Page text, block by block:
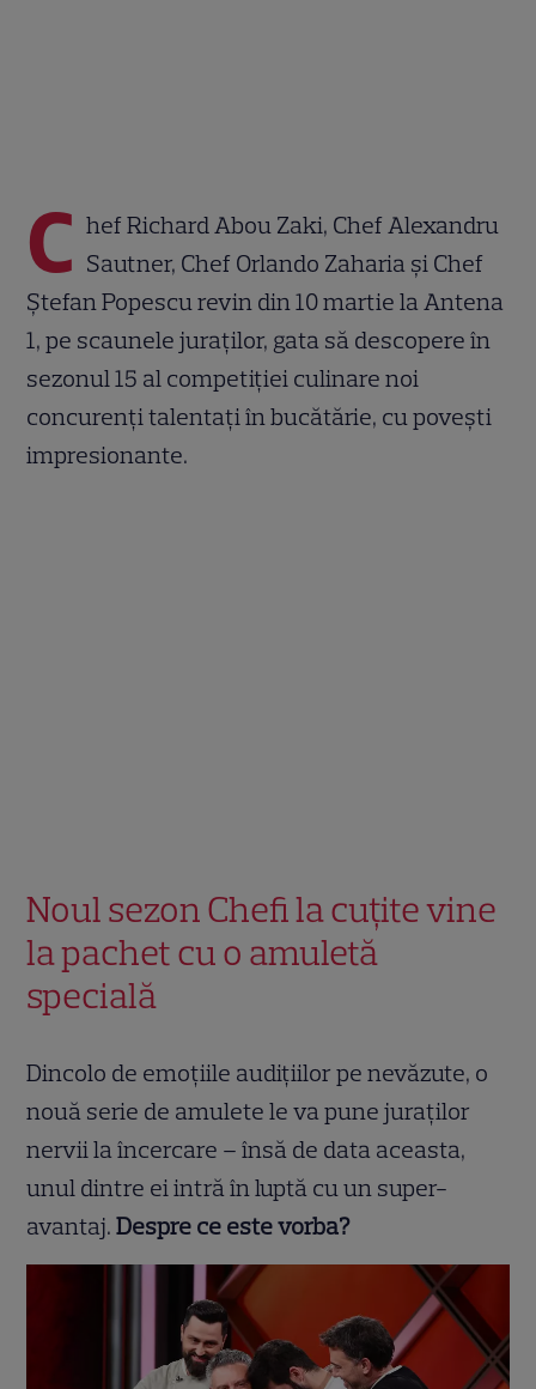
C hef Richard Abou Zaki, Chef Alexandru
Sautner, Chef Orlando Zaharia și Chef
Ștefan Popescu revin din 10 martie la Antena
1, pe scaunele juraților, gata să descopere în
sezonul 15 al competiției culinare noi
concurenți talentați în bucătărie, cu povești
impresionante.
Noul sezon Chefi la cuțite vine
la pachet cu o amuletă
specială
Dincolo de emoțiile audițiilor pe nevăzute, o
nouă serie de amulete le va pune juraților
nervii la încercare – însă de data aceasta,
unul dintre ei intră în luptă cu un super-
avantaj.Despre ce este vorba?